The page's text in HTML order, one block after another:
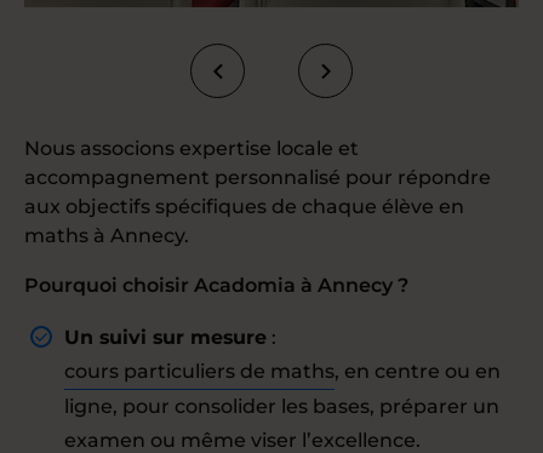
Nous associons expertise locale et
accompagnement personnalisé pour répondre
aux objectifs spécifiques de chaque élève en
maths à Annecy.
Pourquoi choisir Acadomia à Annecy ?
Un suivi sur mesure :
cours particuliers de maths, en centre ou en
ligne, pour consolider les bases, préparer un
examen ou même viser l’excellence.